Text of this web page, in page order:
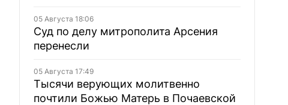
05 Августа 18:06
Суд по делу митрополита Арсения
перенесли
05 Августа 17:49
Тысячи верующих молитвенно
почтили Божью Матерь в Почаевской